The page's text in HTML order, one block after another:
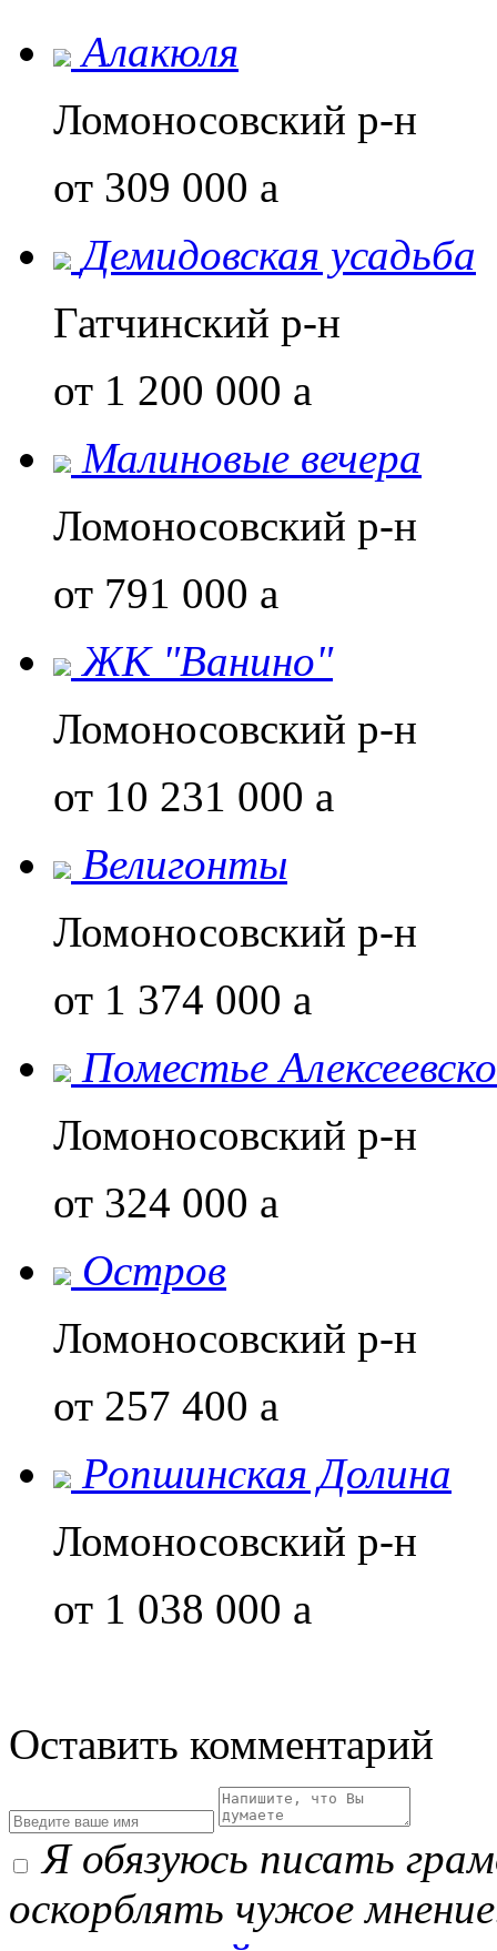
Алакюля
Ломоносовский р-н
от 309 000 a
Демидовская усадьба
Гатчинский р-н
от 1 200 000 a
Малиновые вечера
Ломоносовский р-н
от 791 000 a
ЖК "Ванино"
Ломоносовский р-н
от 10 231 000 a
Велигонты
Ломоносовский р-н
от 1 374 000 a
Поместье
Ломоносовский р-н
от 324 000 a
Остров
Ломоносовский р-н
от 257 400 a
Ропшинская Долина
Ломоносовский р-н
от 1 038 000 a
Оставить комментарий
Я обязуюсь писать
оскорблять чужое